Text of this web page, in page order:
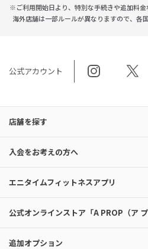
※ご利用開始日より、特別な手続きや追加料金
海外店舗は一部ルールが異なりますので、 各
公式アカウント
店舗を探す
入会をお考えの方へ
エニタイムフィットネスアプリ
公式オンラインストア「A PROP（ア プ
追加オプション